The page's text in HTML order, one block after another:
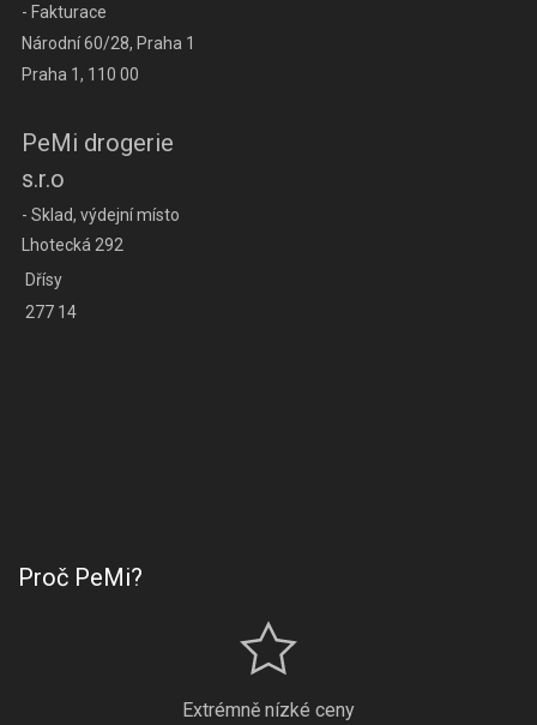
- Fakturace
Národní 60/28, Praha 1
Praha 1, 110 00
PeMi drogerie
s.r.o
- Sklad, výdejní místo
Lhotecká 292
Dřísy
277 14
Proč PeMi?
Extrémně nízké ceny